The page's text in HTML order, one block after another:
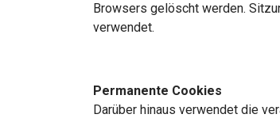
Browsers gelöscht werden.
verwendet.
Permanente Cookies
Darüber hinaus verwendet die